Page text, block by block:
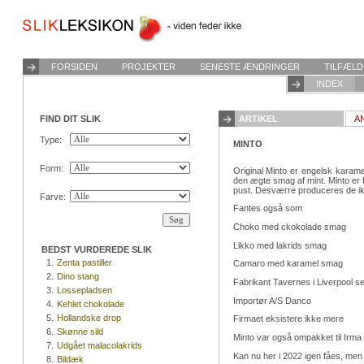
FORSIDEN PROJEKTER SENESTE ÆNDRINGER
INDEX
FIND DIT SLIK
Type:
Form:
Farve:
BEDST VURDEREDE SLIK
1.
Zenta pastiller
2. Dino stang
3. Lossepladsen
4. Kehlet chokolade
5. Hollandske drop
6. Skønne sild
7. Udgået malacolakrids
8. Bildæk
ARTIKEL
MINTO
Original Minto er engelsk
den ægte smag af mint. Minto er
pust. Desværre produceres de
Fantes også som
Choko med ckokolade smag
Likko med lakrids smag
Camaro med karamel smag
Fabrikant Tavernes i Liverpool
Importør A/S Danco
Firmaet eksistere ikke mere
Minto var også ompakket til
Kan nu her i 2022 igen fåes,